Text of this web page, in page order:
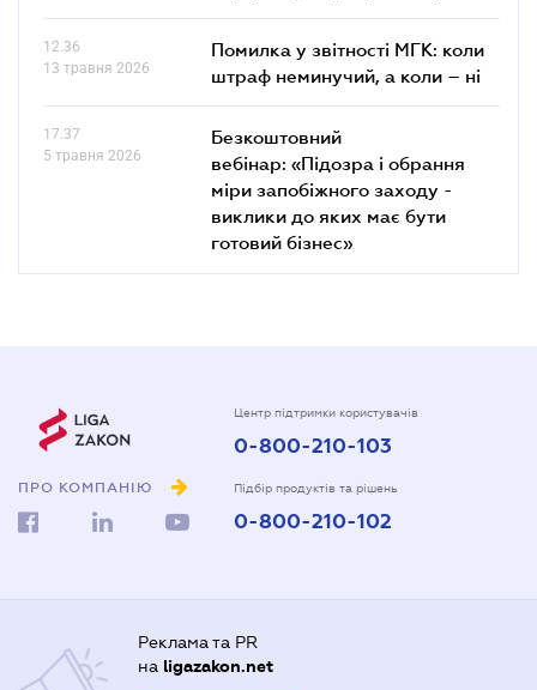
12.36
13 травня 2026
Помилка у звітності МГК: коли
штраф неминучий, а коли – ні
17.37
5 травня 2026
Безкоштовний
вебінар: «Підозра і обрання
міри запобіжного заходу -
виклики до яких має бути
готовий бізнес»
ПРО КОМПАНІЮ
Центр підтримки користувачів
0-800-210-103
Підбір продуктів та рішень
0-800-210-102
Реклама та PR
на ligazakon.net